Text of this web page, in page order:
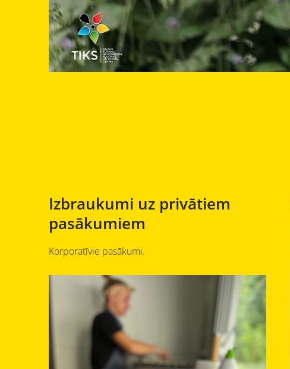
Izbraukumi uz privātiem
pasākumiem
Korporatīvie pasākumi.